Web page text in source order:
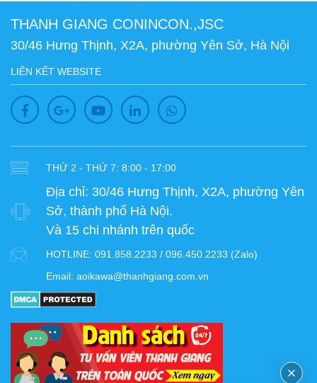
THANH GIANG CONINCON.,JSC
30/46 Hưng Thịnh, X2A, phường Yên Sở, Hà Nội
LIÊN KẾT WEBSITE
THỨ 2 - THỨ 7: 8:00 - 17:00
Địa chỉ: 30/46 Hưng Thịnh, X2A, phường Yên
Sở, thành phố Hà Nội.
Và 15 chi nhánh trên quốc
HOTLINE: 091.858.2233 / 096.450.2233 (Zalo)
Email: aoikawa@thanhgiang.com.vn